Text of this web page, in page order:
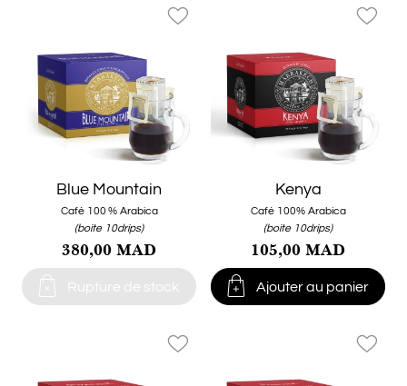
Blue Mountain
Café 100 % Arabica
(boite 10drips)
380,00 MAD
 Rupture de stock
favorite_border
Kenya
Café 100% Arabica
(boite 10drips)
105,00 MAD
 Ajouter au panier
favorite_border
favorite_border favorite_border